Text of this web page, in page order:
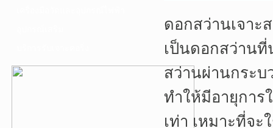
ดอกสว่านเจาะ
เป็นดอกสว่านที่
สว่านผ่านกระ
ทำให้มีอายุการ
เท่า เหมาะที่จ